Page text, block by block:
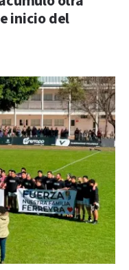
inicio del